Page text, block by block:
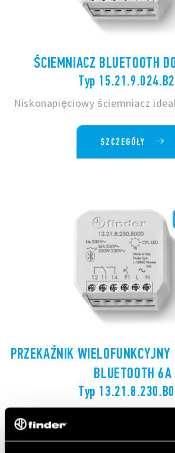
ŚCIEMNIACZ BLUETOOTH
Typ
Niskonapięciowy ściemniacz
SZCZEGÓŁY
PRZEKAŹNIK
BLUETOOTH 6A
Typ
Wielofunkcyjny przekaźnik
różnymi funkcjami i przyciskiem
fazy lub przewodu